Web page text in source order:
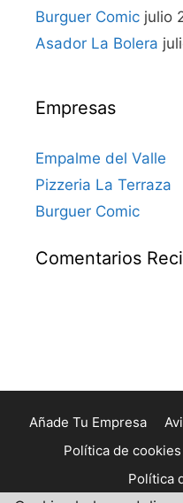
Burguer Comic julio
Asador La Bolera
Empresas
Empalme del Valle
Pizzeria La Terraza
Burguer Comic
Comentarios
Añade Tu Empresa
Política de cookies
Política